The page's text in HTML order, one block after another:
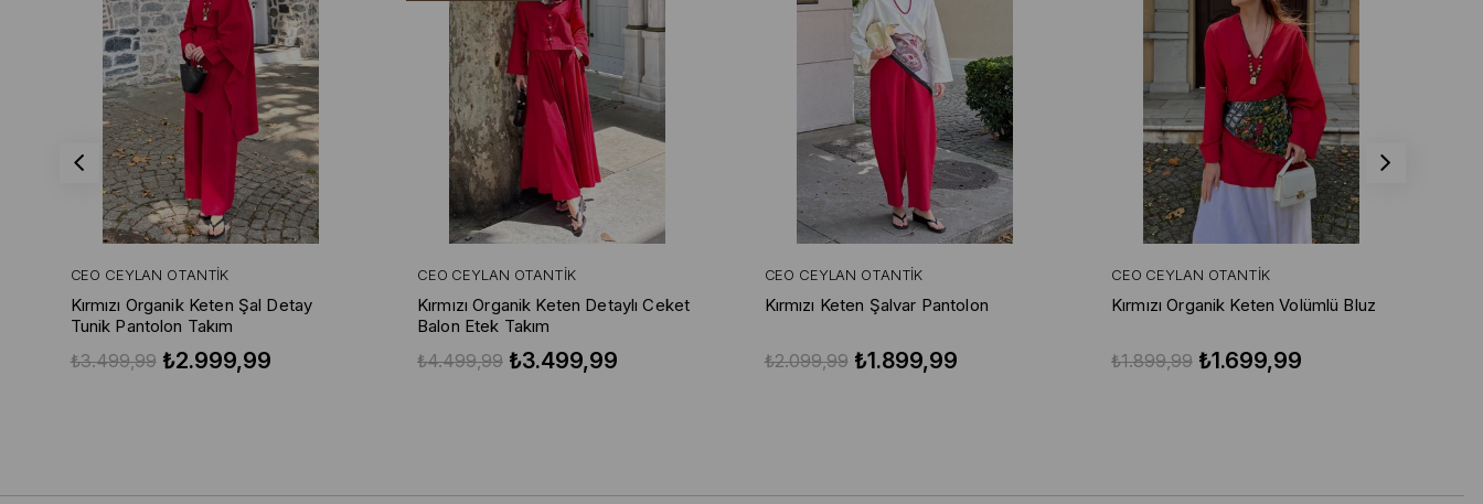
CEO CEYLAN OTANTIK
Kırmızı Organik Keten Şal Detay
Tunik Pantolon Takım
₺2.999,99
₺3.499,99
CEO CEYLAN OTANTIK
Kırmızı Organik Keten Detaylı Ceket
Balon Etek Takım
₺3.499,99
₺4.499,99
CEO CEYLAN OTANTIK
Kırmızı Keten Şalvar Pantolon
₺1.899,99
₺2.099,99
CEO CEYLAN OTANTIK
Kırmızı Organik Keten Volümlü Bluz
₺1.699,99
₺1.899,99